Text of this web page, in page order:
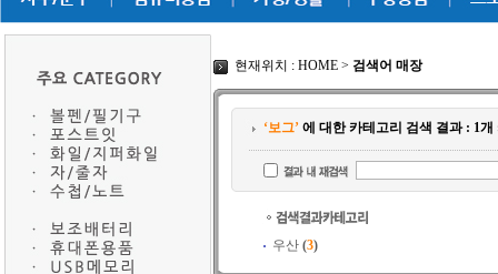
현재위치 : HOME > 검색어 매장
‘보그’ 에 대한 카테고리 검색 결과 : 1
우산 (3)